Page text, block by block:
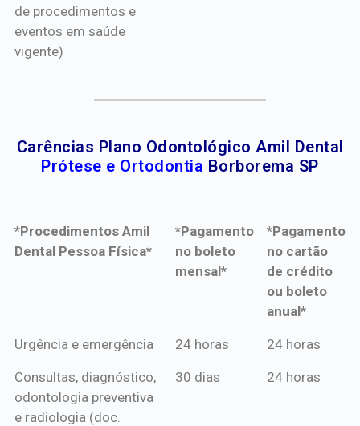
de procedimentos e
eventos em saúde
vigente)
Carências Plano Odontológico Amil Dental
Prótese e Ortodontia Borborema SP
*Procedimentos Amil
Dental Pessoa Física*
*Pagamento
no boleto
mensal*
*Pagamento
no cartão
de crédito
ou boleto
anual*
*Procedimentos Amil
*Pagamento
mensal*
*Pagamento
de crédito
Urgência e emergência 24 horas 24 horas
Consultas, diagnóstico,
odontologia preventiva
e radiologia (doc.
30 dias 24 horas